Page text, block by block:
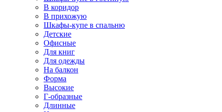
В коридор
В прихожую
Шкафы-купе в спальню
Детские
Офисные
Для книг
Для одежды
На балкон
Форма
Высокие
Г-образные
Длинные